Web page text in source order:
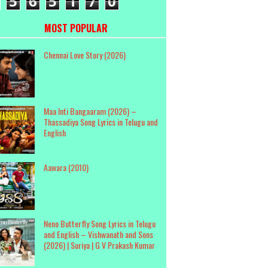
MOST POPULAR
Chennai Love Story (2026)
Maa Inti Bangaaram (2026) –
Thassadiya Song Lyrics in Telugu and
English
Aawara (2010)
Neno Butterfly Song Lyrics in Telugu
and English – Vishwanath and Sons
(2026) | Suriya | G V Prakash Kumar